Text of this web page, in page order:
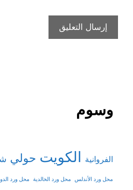
وسوم
الفروانية الكويت حولي
محل ورد الأندلس محل ورد الخالدية محل ورد